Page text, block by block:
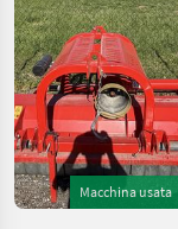
Macchina usata